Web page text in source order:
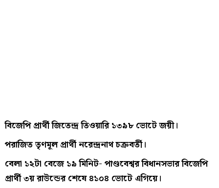
বিজেপি প্রার্থী জিতেন্দ্র তিওয়ারি ১৩৯৮ ভোটে জয়ী।
পরাজিত তৃণমূল প্রার্থী নরেন্দ্রনাথ চক্রবর্তী।
বেলা ১২টা বেজে ১৯ মিনিট- পাণ্ডবেশ্বর বিধানসভার বিজেপি
প্রার্থী ৩য় রাউন্ডের শেষে ৪১০৪ ভোটে এগিয়ে।